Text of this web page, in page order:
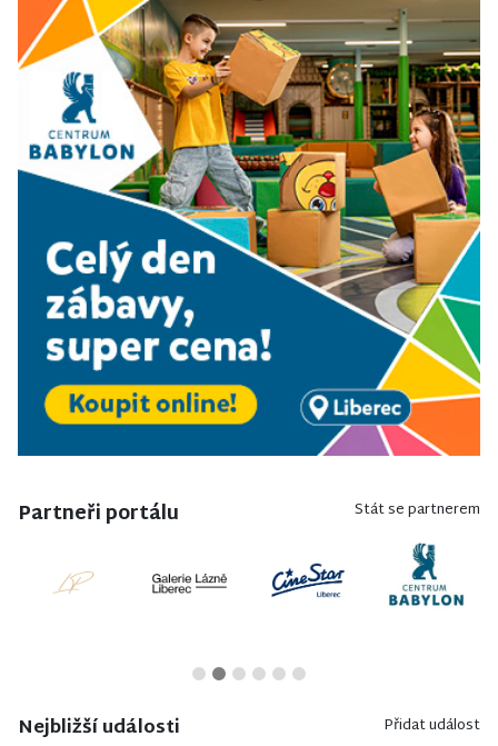
Partneři portálu Stát se partnerem
Nejbližší události Přidat událost